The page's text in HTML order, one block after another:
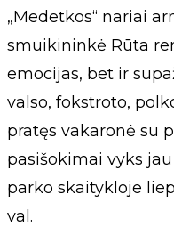
„Medetkos“ nariai
smuikininkė Rūta
emocijas, bet ir
valso, fokstroto,
pratęs vakaronė su
pasišokimai vyks
parko skaitykloje
val.